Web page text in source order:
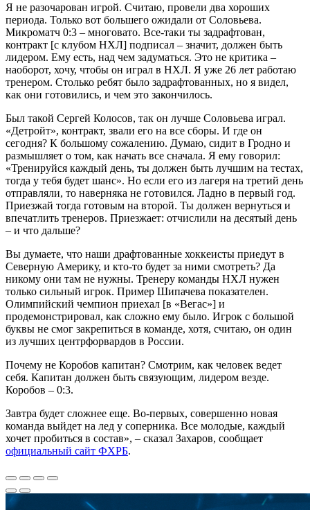
Я не разочарован игрой. Считаю, провели два хороших
периода. Только вот большего ожидали от Соловьева.
Микроматч 0:3 – многовато. Все-таки ты задрафтован,
контракт [с клубом НХЛ] подписал – значит, должен быть
лидером. Ему есть, над чем задуматься. Это не критика –
наоборот, хочу, чтобы он играл в НХЛ. Я уже 26 лет работаю
тренером. Столько ребят было задрафтованных, но я видел,
как они готовились, и чем это закончилось.
Был такой Сергей Колосов, так он лучше Соловьева играл.
«Детройт», контракт, звали его на все сборы. И где он
сегодня? К большому сожалению. Думаю, сидит в Гродно и
размышляет о том, как начать все сначала. Я ему говорил:
«Тренируйся каждый день, ты должен быть лучшим на тестах,
тогда у тебя будет шанс». Но если его из лагеря на третий день
отправляли, то наверняка не готовился. Ладно в первый год.
Приезжай тогда готовым на второй. Ты должен вернуться и
впечатлить тренеров. Приезжает: отчислили на десятый день
– и что дальше?
Вы думаете, что наши драфтованные хоккеисты приедут в
Северную Америку, и кто-то будет за ними смотреть? Да
никому они там не нужны. Тренеру команды НХЛ нужен
только сильный игрок. Пример Шипачева показателен.
Олимпийский чемпион приехал [в «Вегас»] и
продемонстрировал, как сложно ему было. Игрок с большой
буквы не смог закрепиться в команде, хотя, считаю, он один
из лучших центрфорвардов в России.
Почему не Коробов капитан? Смотрим, как человек ведет
себя. Капитан должен быть связующим, лидером везде.
Коробов – 0:3.
Завтра будет сложнее еще. Во-первых, совершенно новая
команда выйдет на лед у соперника. Все молодые, каждый
хочет пробиться в состав», – сказал Захаров, сообщает
официальный сайт ФХРБ.